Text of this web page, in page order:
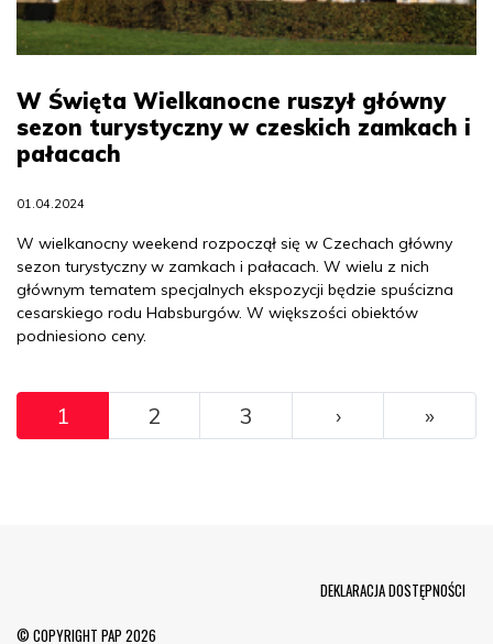
W Święta Wielkanocne ruszył główny
sezon turystyczny w czeskich zamkach i
pałacach
01.04.2024
W wielkanocny weekend rozpoczął się w Czechach główny
sezon turystyczny w zamkach i pałacach. W wielu z nich
głównym tematem specjalnych ekspozycji będzie spuścizna
cesarskiego rodu Habsburgów. W większości obiektów
podniesiono ceny.
Pagination
1 2 3 ››› »
© COPYRIGHT PAP 2026
DEKLARACJA DOSTĘPNOŚCI